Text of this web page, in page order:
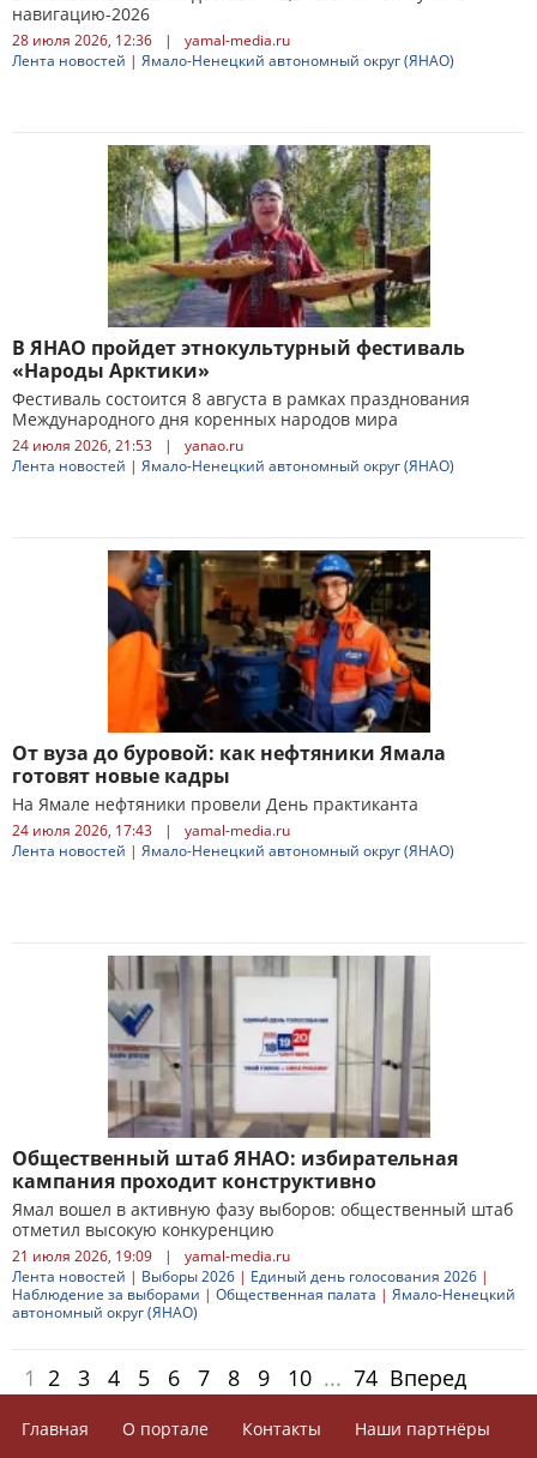
навигацию-2026
28 июля 2026, 12:36 |
yamal-media.ru
Лента новостей | Ямало-Ненецкий автономный округ (ЯНАО)
В ЯНАО пройдет этнокультурный фестиваль
«Народы Арктики»
Фестиваль состоится 8 августа в рамках празднования
Международного дня коренных народов мира
24 июля 2026, 21:53 |
yanao.ru
Лента новостей | Ямало-Ненецкий автономный округ (ЯНАО)
От вуза до буровой: как нефтяники Ямала
готовят новые кадры
На Ямале нефтяники провели День практиканта
24 июля 2026, 17:43 |
yamal-media.ru
Лента новостей | Ямало-Ненецкий автономный округ (ЯНАО)
Общественный штаб ЯНАО: избирательная
кампания проходит конструктивно
Ямал вошел в активную фазу выборов: общественный штаб
отметил высокую конкуренцию
21 июля 2026, 19:09 |
yamal-media.ru
Лента новостей | Выборы 2026 | Единый день голосования 2026 |
Наблюдение за выборами | Общественная палата | Ямало-Ненецкий
автономный округ (ЯНАО)
1 2 3 4 5 6 7 8 9 10 ... 74 Вперед
Главная О портале Контакты
Наши партнёры